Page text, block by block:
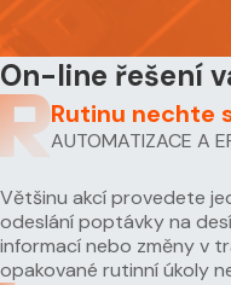
On-line řešení
Rutinu nechte
AUTOMATIZACE A
Většinu akcí provedete
odeslání poptávky na
informací nebo změny v
opakované rutinní úkoly